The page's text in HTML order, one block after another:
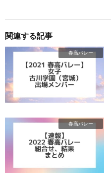
関連する記事
春高バレー
春高バレー